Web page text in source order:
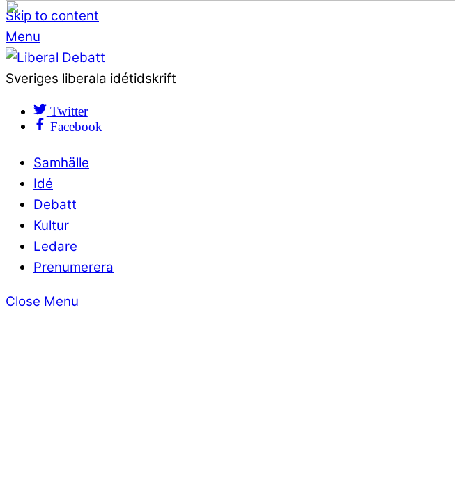
Skip to content
Menu
Sveriges liberala idétidskrift
Twitter
Facebook
Samhälle
Idé
Debatt
Kultur
Ledare
Prenumerera
Close Menu